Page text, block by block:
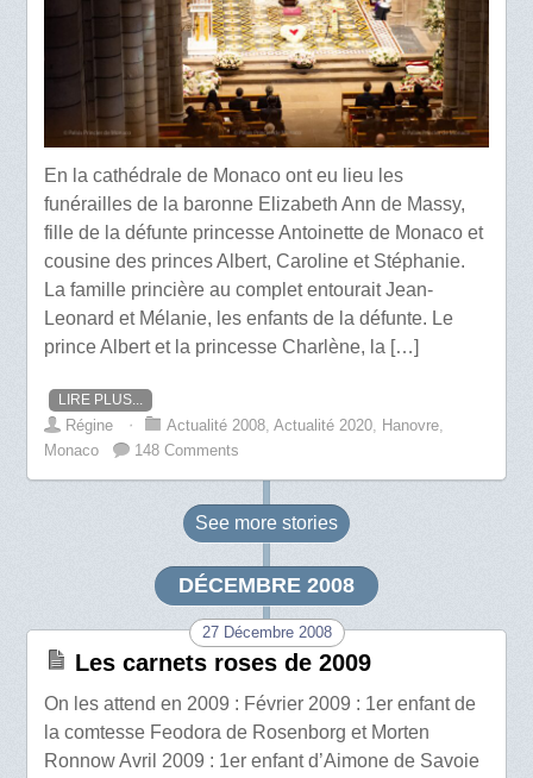
En la cathédrale de Monaco ont eu lieu les
funérailles de la baronne Elizabeth Ann de Massy,
fille de la défunte princesse Antoinette de Monaco et
cousine des princes Albert, Caroline et Stéphanie.
La famille princière au complet entourait Jean-
Leonard et Mélanie, les enfants de la défunte. Le
prince Albert et la princesse Charlène, la […]
LIRE PLUS...
Régine ⋅ Actualité 2008,Actualité 2020, Hanovre,
Monaco
148 Comments
See more stories
DÉCEMBRE 2008
27 Décembre 2008
Les carnets roses de 2009
On les attend en 2009 : Février 2009 : 1er enfant de
la comtesse Feodora de Rosenborg et Morten
Ronnow Avril 2009 : 1er enfant d’Aimone de Savoie